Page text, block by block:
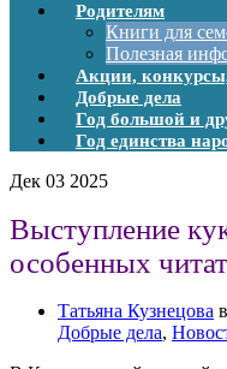
Родителям
Книги для
Полезная
Акции,
Добрые дела
Год большой и
Год единства
Дек 03 2025
Выступление
особенных
Татьяна Кузнецова в
Добрые дела,